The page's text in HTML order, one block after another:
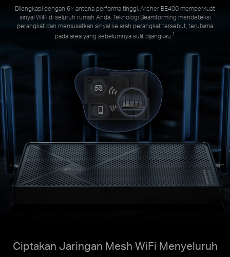
Dilengkapi dengan 6× antena performa tinggi, Archer BE400 memperkuat
sinyal WiFi di seluruh rumah Anda. Teknologi Beamforming mendeteksi
perangkat dan memusatkan sinyal ke arah perangkat tersebut, terutama
pada area yang sebelumnya sulit dijangkau.1
Ciptakan Jaringan Mesh WiFi Menyeluruh